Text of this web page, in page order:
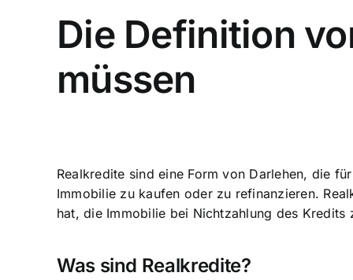
Die Definition
müssen
Realkredite sind eine Form von Darlehen, die
Immobilie zu kaufen oder zu refinanzieren.
hat, die Immobilie bei Nichtzahlung des Kredits
Was sind Realkredite?